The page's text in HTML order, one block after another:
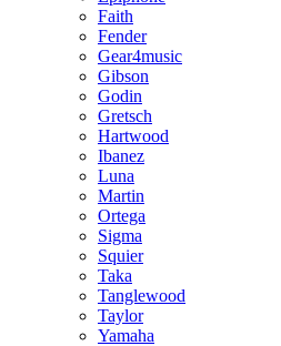
Faith
Fender
Gear4music
Gibson
Godin
Gretsch
Hartwood
Ibanez
Luna
Martin
Ortega
Sigma
Squier
Taka
Tanglewood
Taylor
Yamaha